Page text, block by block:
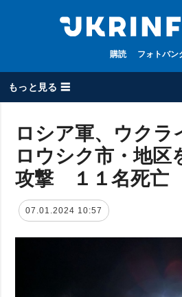
購読 フォトバン
もっと見る ☰
全てのトピック
戦争
政治
経済・復興
ロシア軍、ウクラ
ロウシク市・地区
攻撃 １１名死亡
07.01.2024 10:57